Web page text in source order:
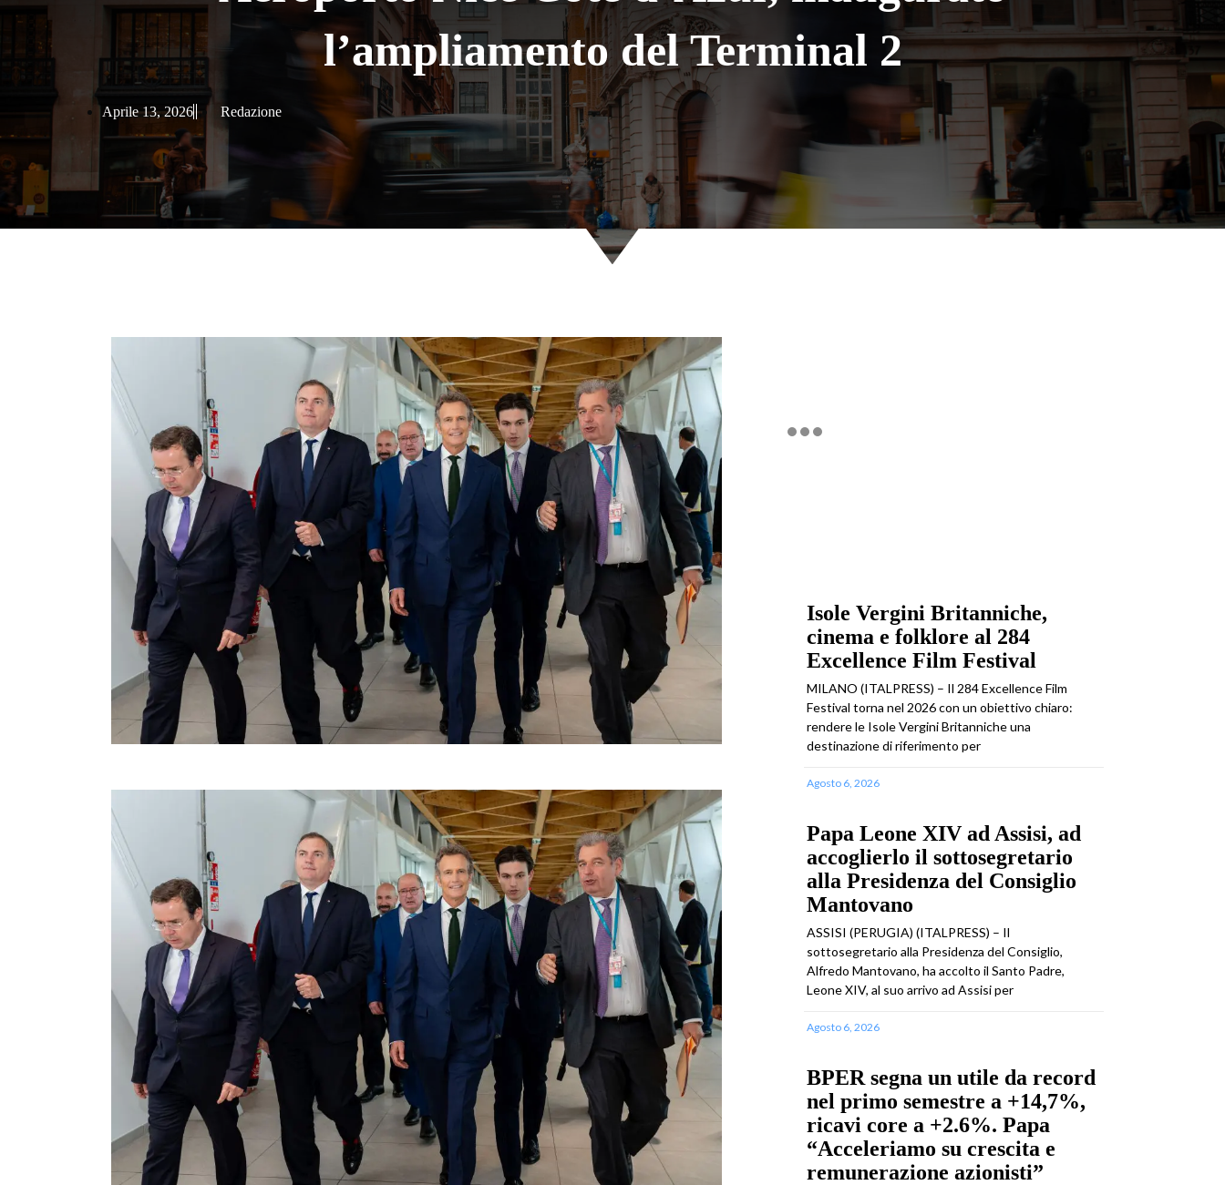
l’ampliamento del Terminal 2
Aprile 13, 2026 Redazione
Isole Vergini Britanniche,
cinema e folklore al 284
Excellence Film Festival
MILANO (ITALPRESS) – Il 284 Excellence Film
Festival torna nel 2026 con un obiettivo chiaro:
rendere le Isole Vergini Britanniche una
destinazione di riferimento per
Agosto 6, 2026
Papa Leone XIV ad Assisi, ad
accoglierlo il sottosegretario
alla Presidenza del Consiglio
Mantovano
ASSISI (PERUGIA) (ITALPRESS) – Il
sottosegretario alla Presidenza del Consiglio,
Alfredo Mantovano, ha accolto il Santo Padre,
Leone XIV, al suo arrivo ad Assisi per
Agosto 6, 2026
BPER segna un utile da record
nel primo semestre a +14,7%,
ricavi core a +2.6%. Papa
“Acceleriamo su crescita e
remunerazione azionisti”